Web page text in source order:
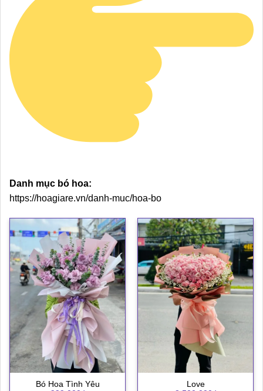
Danh mục bó hoa:
https://hoagiare.vn/danh-muc/hoa-bo
Bó Hoa Tình Yêu
Love